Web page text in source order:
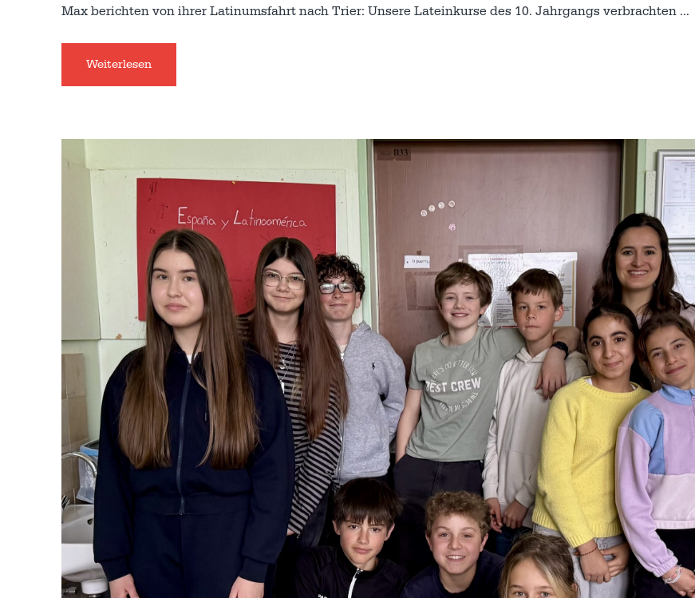
Max berichten von ihrer Latinumsfahrt nach Trier: Unsere Lateinkurse des 10. Jahrgangs verbrachten …
Weiterlesen